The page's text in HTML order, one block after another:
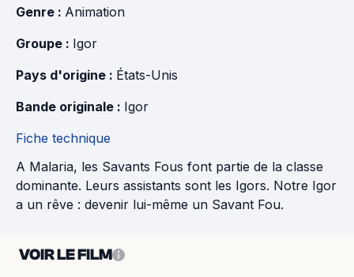
Genre : Animation
Groupe : Igor
Pays d'origine : États-Unis
Bande originale : Igor
Fiche technique
A Malaria, les Savants Fous font partie de la classe
dominante. Leurs assistants sont les Igors. Notre Igor
a un rêve : devenir lui-même un Savant Fou.
VOIR LE FILM